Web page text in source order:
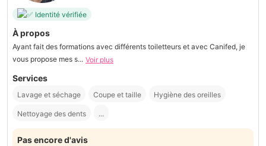
Identité vérifiée
À propos
Ayant fait des formations avec différents toiletteurs et avec Canifed, je
vous propose mes s... Voir plus
Services
Lavage et séchage Coupe et taille Hygiène des oreilles
Nettoyage des dents ...
Pas encore d'avis